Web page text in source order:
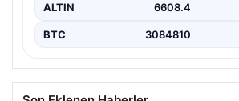
ALTIN 6608.4
BTC 3084810